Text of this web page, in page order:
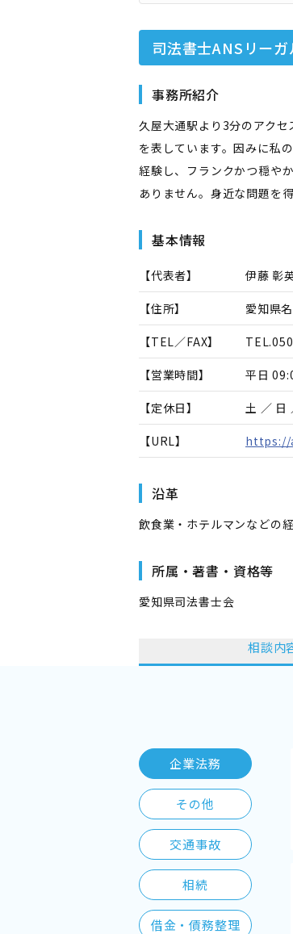
司法書士ANSリー
事務所紹介
久屋大通駅より3分のアク
を表しています。因みに私
経験し、フランクかつ穏や
ありません。身近な問題を
基本情報
【代表者】 伊藤 彰
【住所】 愛知県
【TEL／FAX】 TEL.
【営業時間】 平日
【定休日】 土 ／ 日
【URL】 https://
沿革
飲食業・ホテルマンなどの
所属・著書・資格等
愛知県司法書士会
相談内
企業法務
その他
交通事故
相続
借金・債務整理